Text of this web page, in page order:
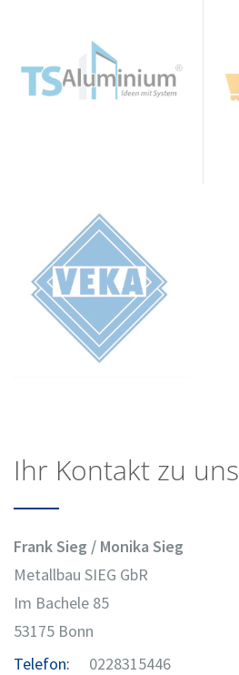
Ihr Kontakt zu uns
Frank Sieg / Monika Sieg
Metallbau SIEG GbR
Im Bachele 85
53175 Bonn
Telefon:
0228315446